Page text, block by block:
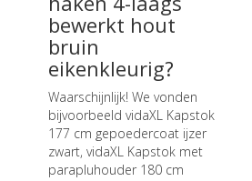
bewerkt hout
bruin
eikenkleurig?
Waarschijnlijk! We vonden
bijvoorbeeld vidaXL Kapstok
177 cm gepoedercoat ijzer
zwart, vidaXL Kapstok met
parapluhouder 180 cm